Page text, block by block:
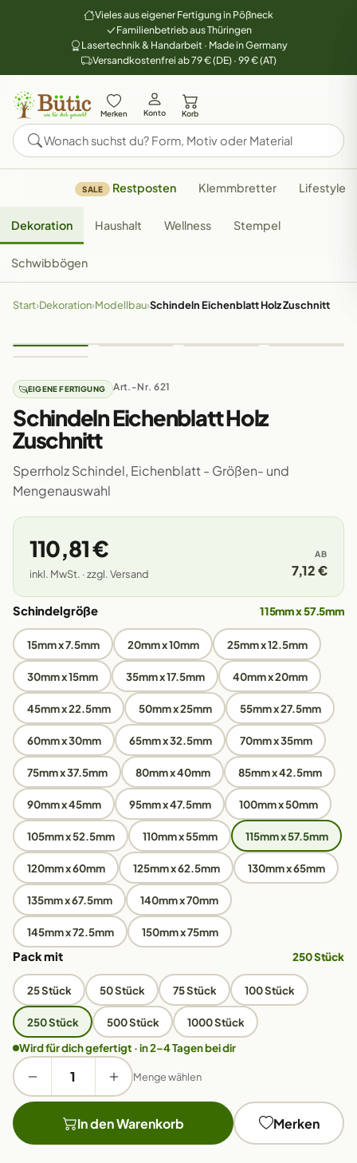
Vieles aus eigener Fertigung in Pößneck
Familienbetrieb aus Thüringen
Lasertechnik & Handarbeit · Made in Germany
Versandkostenfrei ab 79 € (DE) · 99 € (AT)
Merken Konto Korb
SALE Restposten Klemmbretter Lifestyle
Dekoration Haushalt Wellness Stempel
Schwibbögen
Start›Dekoration›Modellbau›Schindeln Eichenblatt Holz Zuschnitt
EIGENE FERTIGUNG Art.-Nr. 621
Schindeln Eichenblatt Holz
Zuschnitt
Sperrholz Schindel, Eichenblatt - Größen- und
Mengenauswahl
110,81 €
inkl. MwSt. · zzgl. Versand
AB
7,12 €
Schindelgröße 115mm x 57.5mm
15mm x 7.5mm 20mm x 10mm 25mm x 12.5mm
30mm x 15mm 35mm x 17.5mm 40mm x 20mm
45mm x 22.5mm 50mm x 25mm 55mm x 27.5mm
60mm x 30mm 65mm x 32.5mm 70mm x 35mm
75mm x 37.5mm 80mm x 40mm 85mm x 42.5mm
90mm x 45mm 95mm x 47.5mm 100mm x 50mm
105mm x 52.5mm 110mm x 55mm 115mm x 57.5mm
120mm x 60mm 125mm x 62.5mm 130mm x 65mm
135mm x 67.5mm 140mm x 70mm
145mm x 72.5mm 150mm x 75mm
Pack mit 250 Stück
25 Stück 50 Stück 75 Stück 100 Stück
250 Stück 500 Stück
1000 Stück
Wird für dich gefertigt · in 2–4 Tagen bei dir
Menge wählen
In den Warenkorb Merken